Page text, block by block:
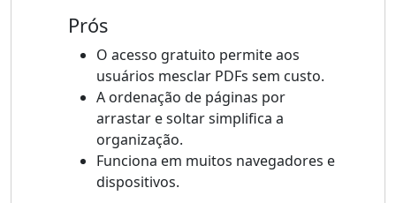
Prós
O acesso gratuito permite aos
usuários mesclar PDFs sem custo.
A ordenação de páginas por
arrastar e soltar simplifica a
organização.
Funciona em muitos navegadores e
dispositivos.